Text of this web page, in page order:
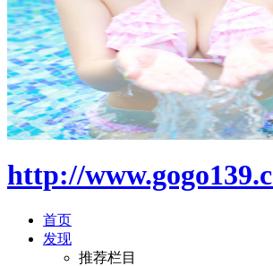
http://
首页
发现
推荐栏目